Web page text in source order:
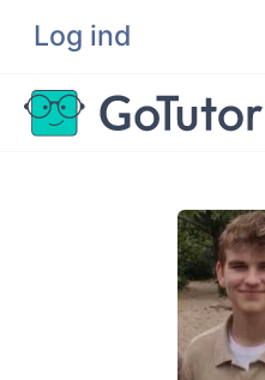
Log ind
Søg
Lektiehjælp
Eksamenshjælp
Hjælp til ordblinde
Kundeudtalelser
Undervisere